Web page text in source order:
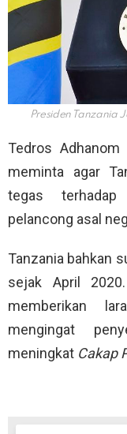
Presiden Tanzania
Tedros
meminta agar
tegas terhadap
pelancong asal
Tanzania bahkan
sejak April
memberikan
mengingat
meningkat Cakap